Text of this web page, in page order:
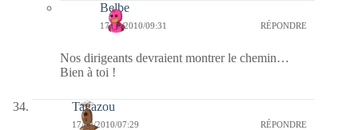
Belbe
17/02/2010/09:31 RÉPONDRE
Nos dirigeants devraient montrer le chemin…
Bien à toi !
Tagazou
17/02/2010/07:29 RÉPONDRE